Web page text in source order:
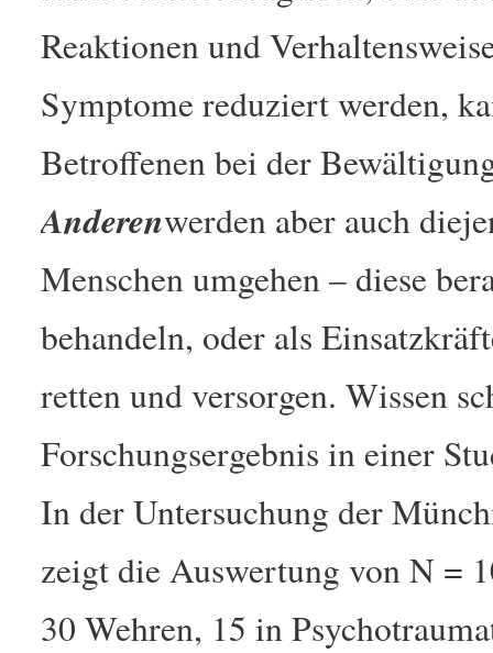
Reaktionen und
Symptome reduziert werden,
Betroffenen bei der
Anderenwerden aber auch
Menschen umgehen – diese
behandeln, oder als
retten und versorgen. Wissen
Forschungsergebnis in einer
In der Untersuchung der
zeigt die Auswertung von N =
30 Wehren, 15 in